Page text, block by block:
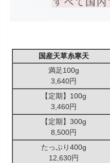
国産天草糸寒天
満足100g
3,640円
【定期】100g
3,460円
【定期】300g
8,500円
たっぷり400g
12,630円